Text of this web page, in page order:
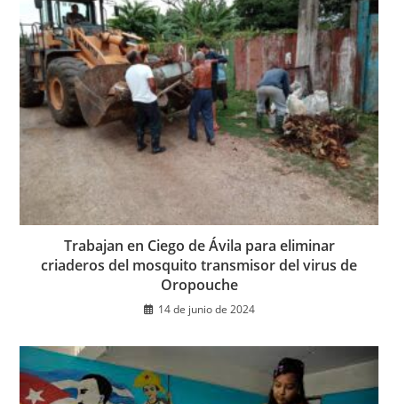
Trabajan en Ciego de Ávila para eliminar
criaderos del mosquito transmisor del virus de
Oropouche
14 de junio de 2024